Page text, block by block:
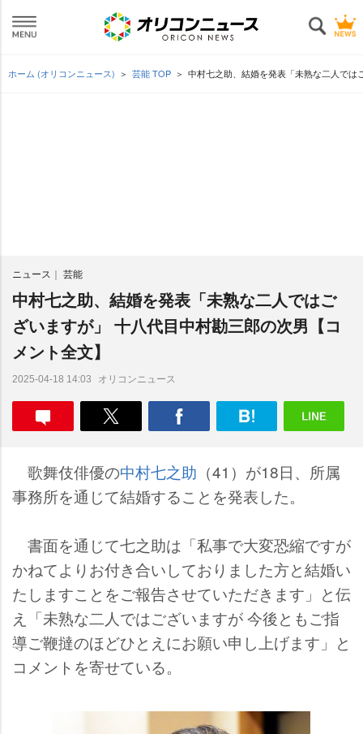
ホーム (オリコンニュース) 芸能 TOP 中村七之助、結婚を発表「未熟な二人で
ニュース 芸能
中村七之助、結婚を発表「未熟な二人ではご
ざいますが」 十八代目中村勘三郎の次男【コ
メント全文】
2025-04-18 14:03 オリコンニュース
歌舞伎俳優の中村七之助 （41）が18日、所属
事務所を通じて結婚することを発表した。
書面を通じて七之助は「私事で大変恐縮ですが
かねてよりお付き合いしておりました方と結婚い
たしますことをご報告させていただきます」と伝
え「未熟な二人ではございますが 今後ともご指
導ご鞭撻のほどひとえにお願い申し上げます」と
コメントを寄せている。